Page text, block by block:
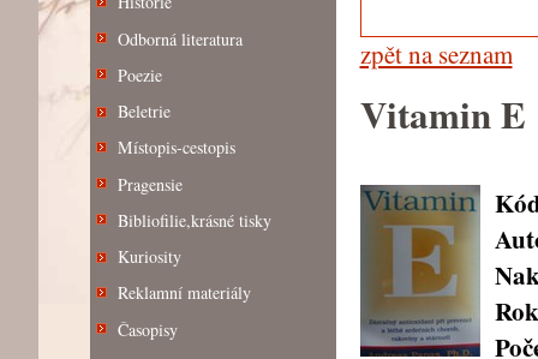
Odborná literatura
Poezie
Beletrie
Místopis-cestopis
Pragensie
Bibliofilie,krásné tisky
Kuriosity
Reklamní materiály
Časopisy
zpět na seznam
Vitamin E